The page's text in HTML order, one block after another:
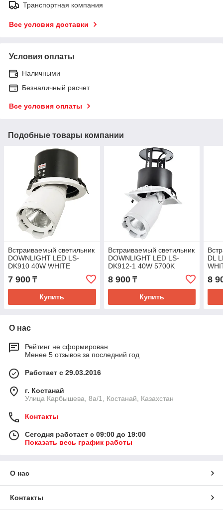
Транспортная компания
Все условия доставки
Условия оплаты
Наличными
Безналичный расчет
Все условия оплаты
Подобные товары компании
Встраиваемый светильник
DOWNLIGHT LED LS-
DK910 40W WHITE
5700K(TS
7 900 ₸
Купить
Встраиваемый светильник
DOWNLIGHT LED LS-
DK912-1 40W 5700K
WHITE(TS
8 900₸
Купить
DL
8
О нас
Рейтинг не сформирован
Менее 5 отзывов за последний год
Работает с 29.03.2016
г. Костанай
Улица Карбышева, 8а/1, Костанай, Казахстан
Контакты
Сегодня работает с 09:00 до 19:00
Показать весь график работы
О нас
Контакты